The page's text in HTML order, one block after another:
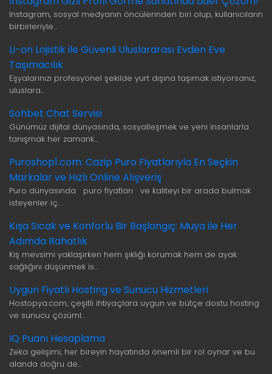
Instagram, sosyal medyanın öncülerinden biri olup, kullanıcıların
birbirleriyle…
Li-on Lojistik ile Güvenli Uluslararası Evden Eve
Taşımacılık
Eşyalarınızı profesyonel şekilde yurt dışına taşımak istiyorsanız,
uluslara…
Sohbet Chat Servisi
Günümüz dijital dünyasında, sosyalleşmek ve yeni insanlarla
tanışmak her zamank…
Puroshop1.com: Cazip Puro Fiyatlarıyla En Seçkin
Markalar ve Hızlı Online Alışveriş
Puro dünyasında puro fiyatları ve kaliteyi bir arada bulmak
isteyenler iç…
Kışa Sıcak ve Konforlu Bir Başlangıç: Muya ile Her
Adımda Rahatlık
Kış mevsimi yaklaşırken hem şıklığı korumak hem de ayak
sağlığını düşünmek is…
Uygun Fiyatlı Hosting ve Sunucu Hizmetleri
Hostopya.com, çeşitli ihtiyaçlara uygun ve bütçe dostu hosting
ve sunucu çözüml…
IQ Puanı Hesaplama
Zeka gelişimi, her bireyin hayatında önemli bir rol oynar ve bu
alanda doğru de…